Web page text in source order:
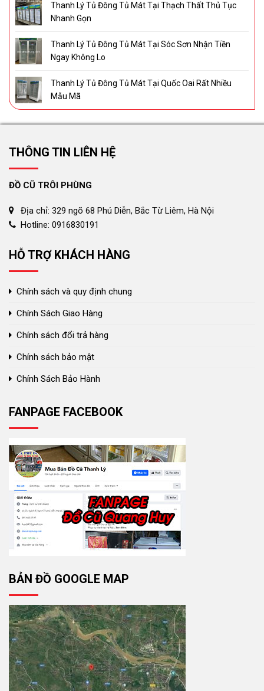
Thanh Lý Tủ Đông Tủ Mát Tại Thạch Thất Thủ Tục
Nhanh Gọn
Thanh Lý Tủ Đông Tủ Mát Tại Sóc Sơn Nhận Tiền
Ngay Không Lo
Thanh Lý Tủ Đông Tủ Mát Tại Quốc Oai Rất Nhiều
Mẫu Mã
THÔNG TIN LIÊN HỆ
ĐỒ CŨ TRÔI PHÙNG
Địa chỉ: 329 ngõ 68 Phú Diễn, Bắc Từ Liêm, Hà Nội
Hotline: 0916830191
HỖ TRỢ KHÁCH HÀNG
Chính sách và quy định chung
Chính Sách Giao Hàng
Chính sách đổi trả hàng
Chính sách bảo mật
Chính Sách Bảo Hành
FANPAGE FACEBOOK
BẢN ĐỒ GOOGLE MAP